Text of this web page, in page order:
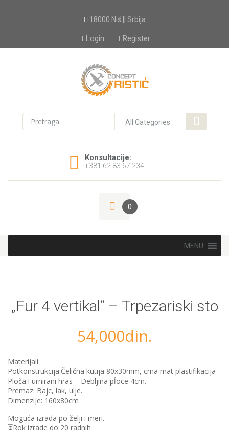
18000 Niš || Srbija
Login Register
Konsultacije:
+381 62 83 67 234
0
Skip to content
MENU
„Fur 4 vertikal“ – Trpezariski sto
54,000din.
Materijali:
Potkonstrukcija:Čelična kutija 80x30mm, crna mat plastifikacija
Ploča:Furnirani hras – Debljina pĺoce 4cm.
Premaz: Bajc, lak, ulje.
Dimenzije: 160x80cm
Moguća izrada po želji i meri.
⏳Rok izrade do 20 radnih